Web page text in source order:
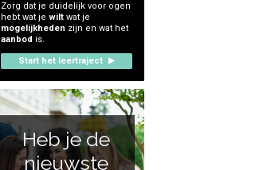
Zorg dat je duidelijk voor ogen
hebt wat je wiltwat je
mogelijkheden zijn en wat het
aanbod is.
Start het leertraject
Heb je de
nieuwste